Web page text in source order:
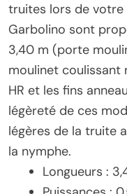
truites lors de votre
Garbolino sont
3,40 m (porte
moulinet coulissant
HR et les fins
légèreté de ces
légères de la truite
la nymphe.
Longueurs :